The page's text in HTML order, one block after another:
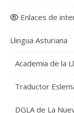
Enlaces de
Llingua Asturiana
Academia de la
Traductor
DGLA de La